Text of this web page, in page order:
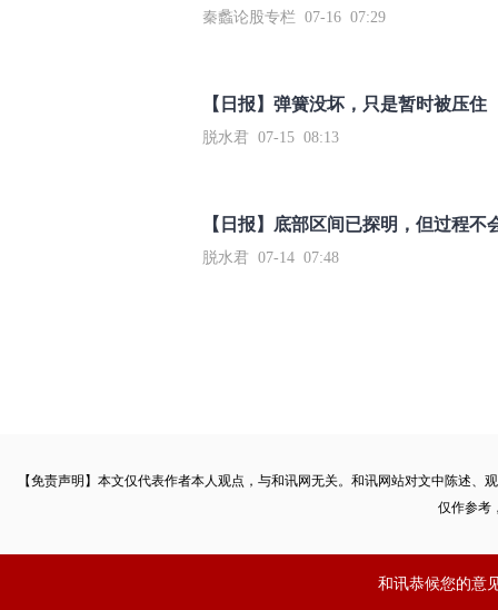
秦蠡论股专栏 07-16 07:29
【日报】弹簧没坏，只是暂时被压住
脱水君 07-15 08:13
【日报】底部区间已探明，但过程不
脱水君 07-14 07:48
【免责声明】本文仅代表作者本人观点，与和讯网无关。和讯网站对文中陈述
仅作参考
和讯恭候您的意